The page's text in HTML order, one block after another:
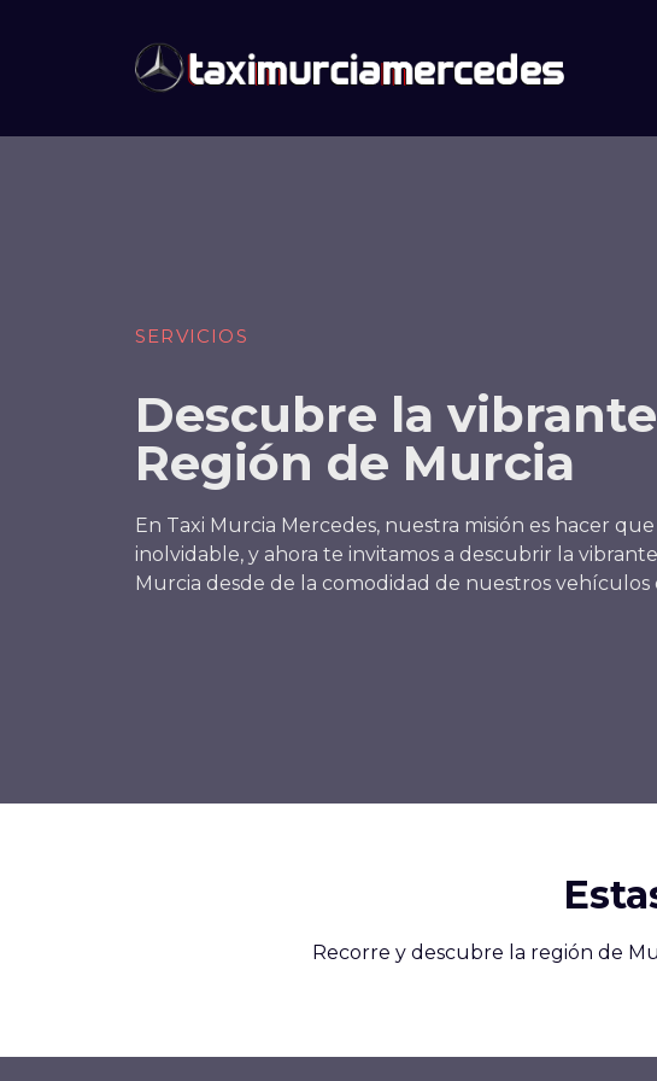
SERVICIOS
Descubre la vibrante
Región de Murcia
En Taxi Murcia Mercedes, nuestra misión es hacer
inolvidable, y ahora te invitamos a descubrir la
Murcia desde de la comodidad de nuestros vehículos
Recorre y descubre la región de